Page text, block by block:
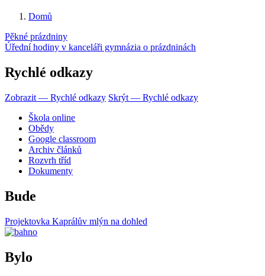
Domů
Pěkné prázdniny
Úřední hodiny v kanceláři gymnázia o prázdninách
Rychlé odkazy
Zobrazit — Rychlé odkazy Skrýt — Rychlé odkazy
Škola online
Obědy
Google classroom
Archiv článků
Rozvrh tříd
Dokumenty
Bude
Projektovka Kaprálův mlýn na dohled
Bylo